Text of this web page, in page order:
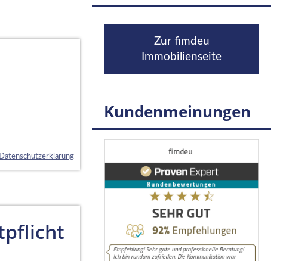
Zur fimdeu
Immobilienseite
Kundenmeinungen
Datenschutzerklärung